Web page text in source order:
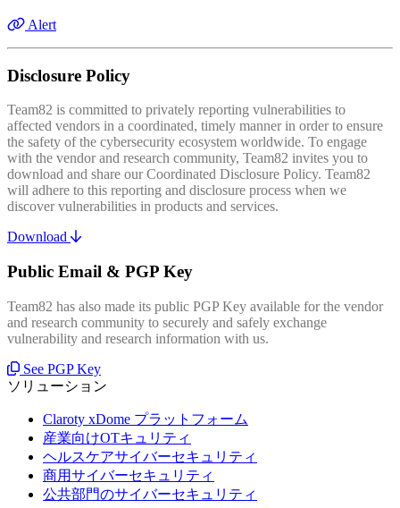
Alert
Disclosure Policy
Team82 is committed to privately reporting vulnerabilities to
affected vendors in a coordinated, timely manner in order to ensure
the safety of the cybersecurity ecosystem worldwide. To engage
with the vendor and research community, Team82 invites you to
download and share our Coordinated Disclosure Policy. Team82
will adhere to this reporting and disclosure process when we
discover vulnerabilities in products and services.
Download
Public Email & PGP Key
Team82 has also made its public PGP Key available for the vendor
and research community to securely and safely exchange
vulnerability and research information with us.
See PGP Key
ソリューション
Claroty xDome プラットフォーム
産業向けOTキュリティ
ヘルスケアサイバーセキュリティ
商用サイバーセキュリティ
公共部門のサイバーセキュリティ